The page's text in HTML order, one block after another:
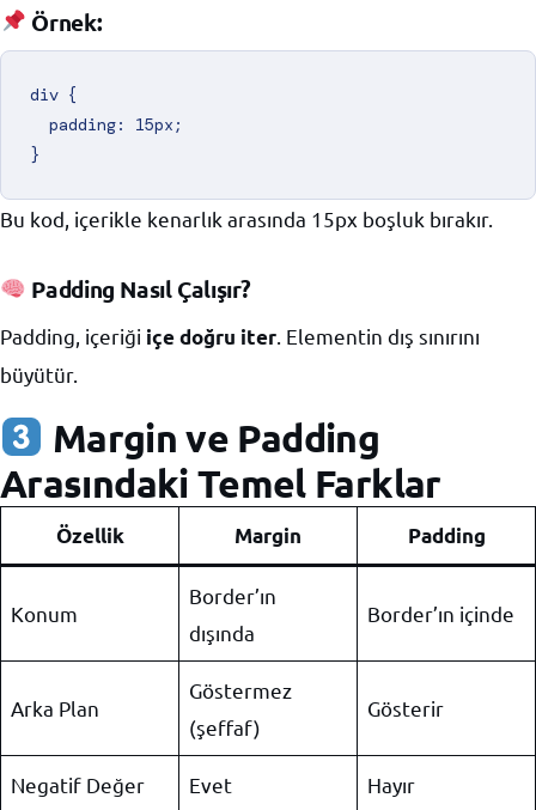
Örnek:
div {
Bu kod, içerikle kenarlık arasında 15px boşluk bırakır.
Padding Nasıl Çalışır?
Padding, içeriği içe doğru iter . Elementin dış sınırını
büyütür.
Margin ve Padding
Arasındaki Temel Farklar
Özellik Margin Padding
Konum
Border’ın
dışında
Border’ın içinde
Arka Plan
Göstermez
(şeffaf)
Gösterir
Negatif Değer Evet Hayır